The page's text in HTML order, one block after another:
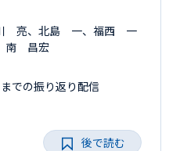
亮、北島 一、福西 一
南 昌宏
での振り返り配信
後で読む